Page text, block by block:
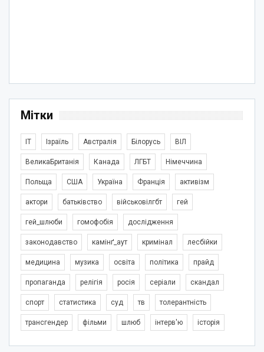
Мітки
IT Ізраїль Австралія Білорусь ВІЛ
ВеликаБританія Канада ЛГБТ Німеччина
Польща США Україна Франція активізм
актори батьківство військовілгбт гей
гей_шлюби гомофобія дослідження
законодавство камінґ_аут кримінал лесбійки
медицина музика освіта політика прайд
пропаганда релігія росія серіали скандал
спорт статистика суд тв толерантність
трансгендер фільми шлюб інтерв'ю історія